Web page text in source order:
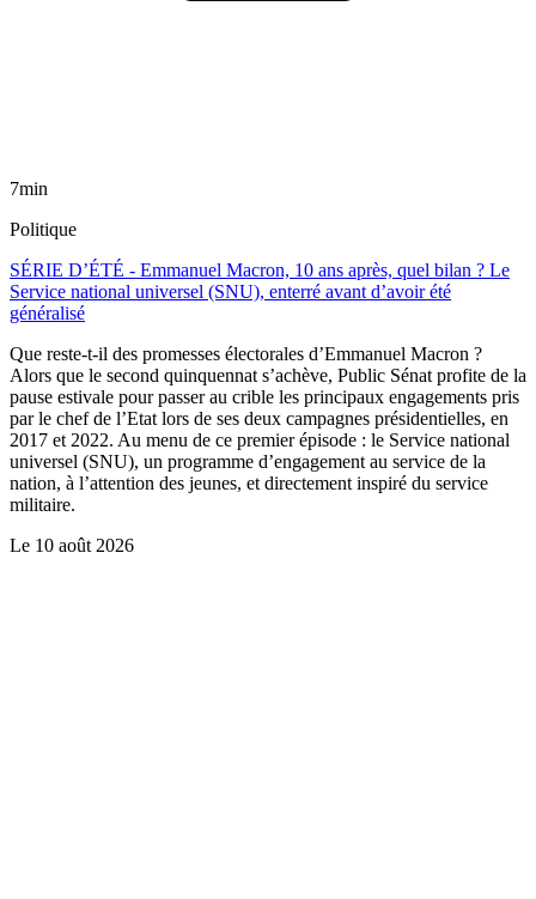
7min
Politique
SÉRIE D’ÉTÉ - Emmanuel Macron, 10 ans après, quel bilan ? Le
Service national universel (SNU), enterré avant d’avoir été
généralisé
Que reste-t-il des promesses électorales d’Emmanuel Macron ?
Alors que le second quinquennat s’achève, Public Sénat profite de la
pause estivale pour passer au crible les principaux engagements pris
par le chef de l’Etat lors de ses deux campagnes présidentielles, en
2017 et 2022. Au menu de ce premier épisode : le Service national
universel (SNU), un programme d’engagement au service de la
nation, à l’attention des jeunes, et directement inspiré du service
militaire.
Le 10 août 2026